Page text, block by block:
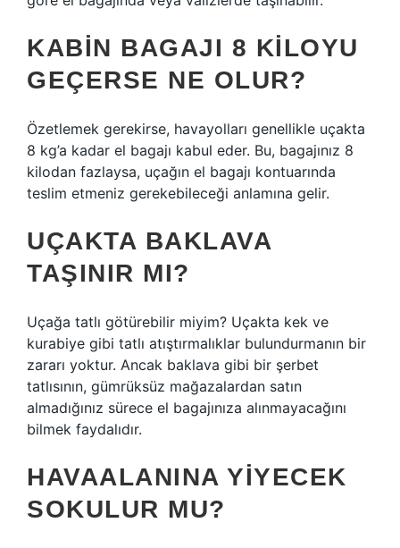
KABIN BAGAJI 8 KILOYU
GEÇERSE NE OLUR?
Özetlemek gerekirse, havayolları genellikle uçakta
8 kg’a kadar el bagajı kabul eder. Bu, bagajınız 8
kilodan fazlaysa, uçağın el bagajı kontuarında
teslim etmeniz gerekebileceği anlamına gelir.
UÇAKTA BAKLAVA
TAŞINIR MI?
Uçağa tatlı götürebilir miyim? Uçakta kek ve
kurabiye gibi tatlı atıştırmalıklar bulundurmanın bir
zararı yoktur. Ancak baklava gibi bir şerbet
tatlısının, gümrüksüz mağazalardan satın
almadığınız sürece el bagajınıza alınmayacağını
bilmek faydalıdır.
HAVAALANINA YIYECEK
SOKULUR MU?